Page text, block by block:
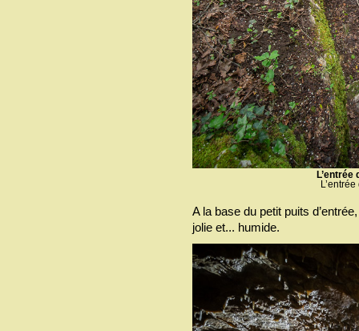
L’entrée
A la base du petit puits
jolie et... humide.